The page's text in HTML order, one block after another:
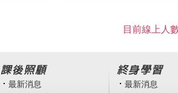
目前線上人
課後照顧
最新消息
終身學習
最新消息